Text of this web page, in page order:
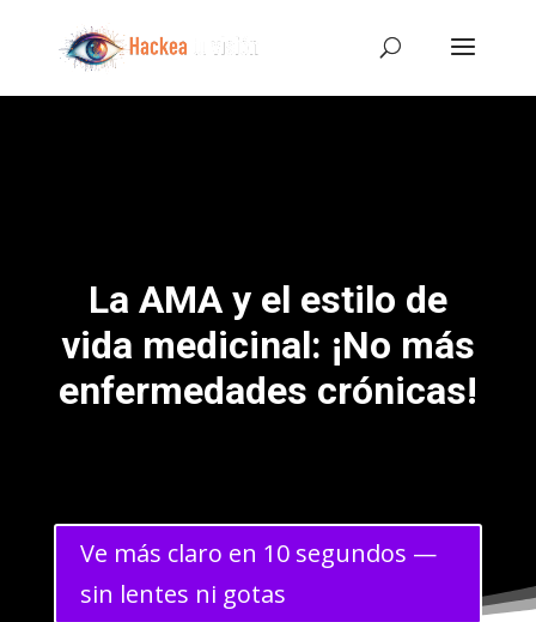
La AMA y el estilo de
vida medicinal: ¡No más
enfermedades crónicas!
Ve más claro en 10 segundos —
sin lentes ni gotas